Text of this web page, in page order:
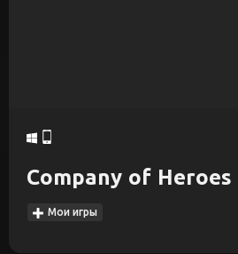
Company of Heroes
Мои игры